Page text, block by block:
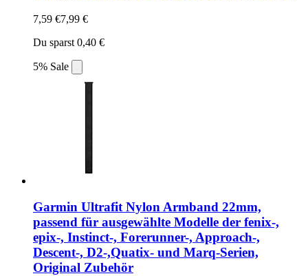
7,59 €7,99 €
Du sparst 0,40 €
5% Sale
Garmin Ultrafit Nylon Armband 22mm,
passend für ausgewählte Modelle der fenix-,
epix-, Instinct-, Forerunner-, Approach-,
Descent-, D2-,Quatix- und Marq-Serien,
Original Zubehör